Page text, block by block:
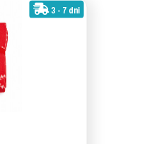
3 - 7 dni